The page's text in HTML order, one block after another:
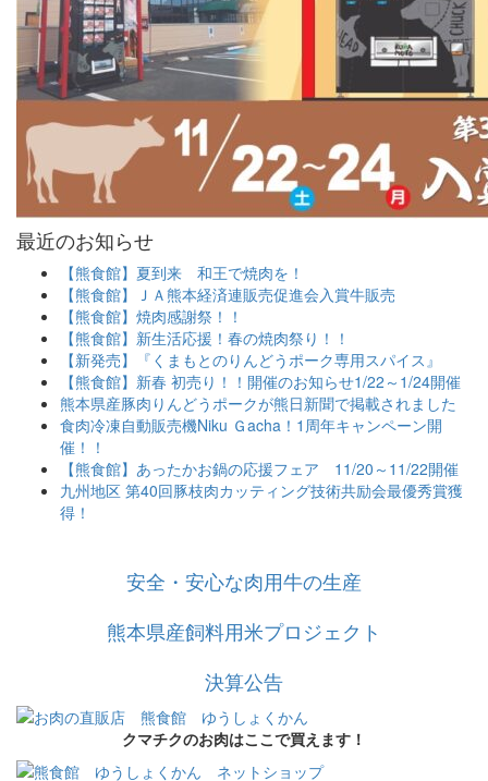
最近のお知らせ
【熊食館】夏到来 和王で焼肉を！
【熊食館】ＪＡ熊本経済連販売促進会入賞牛販売
【熊食館】焼肉感謝祭！！
【熊食館】新生活応援！春の焼肉祭り！！
【新発売】『くまもとのりんどうポーク専用スパイス』
【熊食館】新春 初売り！！開催のお知らせ1/22～1/24開催
熊本県産豚肉りんどうポークが熊日新聞で掲載されました
食肉冷凍自動販売機Niku Ｇacha！1周年キャンペーン開
催！！
【熊食館】あったかお鍋の応援フェア 11/20～11/22開催
九州地区 第40回豚枝肉カッティング技術共励会最優秀賞獲
得！
安全・安心な肉用牛の生産
熊本県産飼料用米プロジェクト
決算公告
クマチクのお肉はここで買えます！